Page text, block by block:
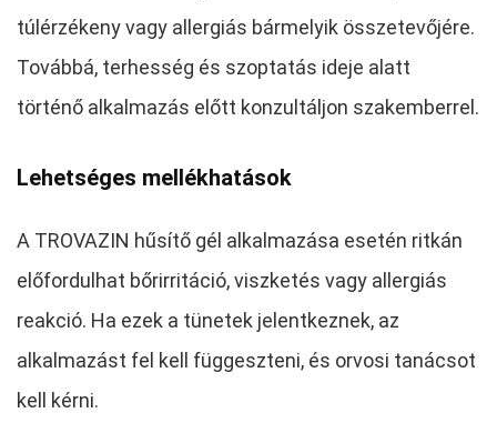
túlérzékeny vagy allergiás bármelyik összetevőjére.
Továbbá, terhesség és szoptatás ideje alatt
történő alkalmazás előtt konzultáljon szakemberrel.
Lehetséges mellékhatások
A TROVAZIN hűsítő gél alkalmazása esetén ritkán
előfordulhat bőrirritáció, viszketés vagy allergiás
reakció. Ha ezek a tünetek jelentkeznek, az
alkalmazást fel kell függeszteni, és orvosi tanácsot
kell kérni.